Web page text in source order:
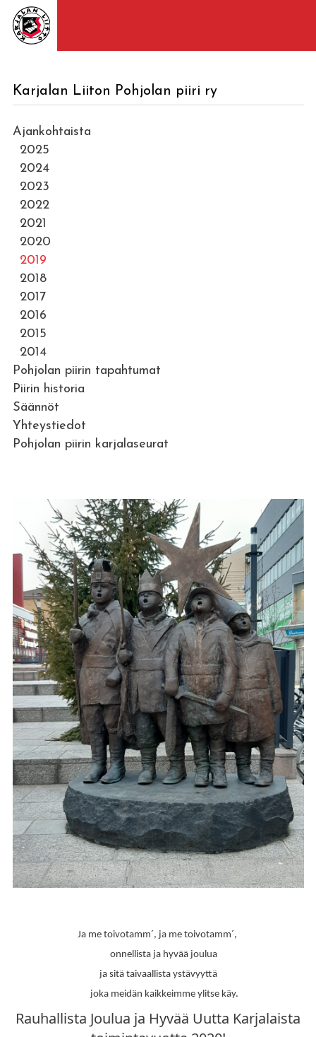
Karjalan Liiton Pohjolan piiri ry
Ajankohtaista
2025
2024
2023
2022
2021
2020
2019
2018
2017
2016
2015
2014
Pohjolan piirin tapahtumat
Piirin historia
Säännöt
Yhteystiedot
Pohjolan piirin karjalaseurat
Ja me toivotamm´, ja me toivotamm´,
onnellista ja hyvää joulua
ja sitä taivaallista ystävyyttä
joka meidän kaikkeimme ylitse käy.
Rauhallista Joulua ja Hyvää Uutta Karjalaista